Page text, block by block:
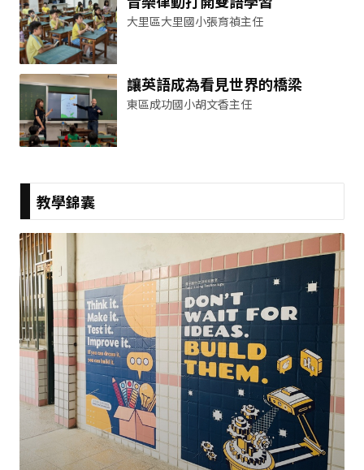
大里區大里國小張育禎主任
讓英語成為看見世界的橋梁
東區成功國小胡文香主任
教學錦囊